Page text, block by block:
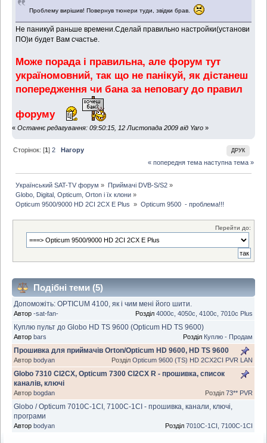
Проблему вирішив! Повернув тюнери туди, звідки брав.
Не паникуй раньше времени.Сделай правильно настройки(установи
ПО)и будет Вам счастье.
Може порада і правильна, але форум тут
україномовний, так що не панікуй, як дістанеш
попередження чи бана за неповагу до правил
форуму
« Останнє редагування: 09:50:15, 12 Листопада 2009 від Yaro »
ДРУК
Сторінок: [1]2
Нагору
« попередня тема наступна тема »
Український SAT-TV форум » Приймачі DVB-S/S2»
Globo, Digital, Opticum, Orton і їх клони »
Opticum 9500/9000 HD 2CI 2CX E Plus » Opticum 9500  - проблема!!!
Перейти до:
Подібні теми (5)
Допоможіть: OPTICUM 4100, як і чим мені його шити.
Автор -sat-fan- Розділ 4000с, 4050c, 4100c, 7010c Plus
Куплю пульт до Globo HD TS 9600 (Opticum HD TS 9600)
Автор bars Розділ Куплю - Продам
Прошивка для приймачів Orton/Opticum HD 9600, HD TS 9600
Автор bodyan Розділ Opticum 9600 (TS) HD 2CX2CI PVR LAN
Globo 7310 CI2CX, Opticum 7300 CI2CX R - прошивка, список
каналів, ключі
Автор bogdan Розділ 73** PVR
Globo / Opticum 7010C-1CI, 7100C-1CI - прошивка, канали, ключі,
програми
Автор bodyan Розділ 7010C-1CI, 7100C-1CI